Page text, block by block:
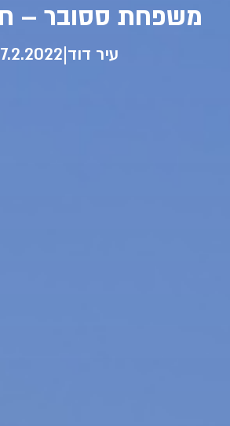
משפחת ססובר –
עיר דוד|